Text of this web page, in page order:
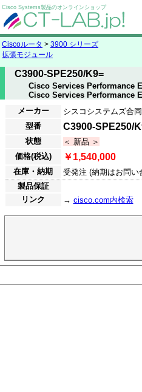
Cisco Systems製品のオンラインショップ
Ciscoルータ > 3900 シリーズ
拡張モジュール
C3900-SPE250/K9=
Cisco Services Performance
Cisco Services Performance
メーカー
シスコシステムズ合
型番
C3900-SPE250/
状態
＜ 新品 ＞
価格(税込)
￥1,540,000
在庫・納期 受発注 (納期はお問
製品保証
リンク
→ cisco.com内検索